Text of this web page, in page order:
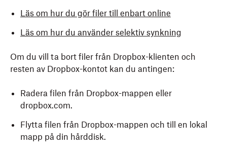
Läs om hur du gör filer till enbart online
Läs om hur du använder selektiv synkning
Om du vill ta bort filer från Dropbox-klienten och
resten av Dropbox-kontot kan du antingen:
Radera filen från Dropbox-mappen eller
dropbox.com.
Flytta filen från Dropbox-mappen och till en lokal
mapp på din hårddisk.